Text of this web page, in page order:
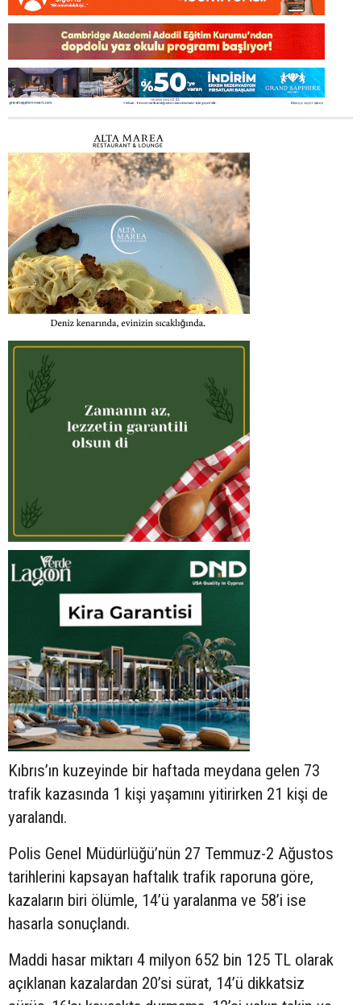
Kıbrıs’ın kuzeyinde bir haftada meydana gelen 73
trafik kazasında 1 kişi yaşamını yitirirken 21 kişi de
yaralandı.
Polis Genel Müdürlüğü’nün 27 Temmuz-2 Ağustos
tarihlerini kapsayan haftalık trafik raporuna göre,
kazaların biri ölümle, 14’ü yaralanma ve 58’i ise
hasarla sonuçlandı.
Maddi hasar miktarı 4 milyon 652 bin 125 TL olarak
açıklanan kazalardan 20’si sürat, 14’ü dikkatsiz